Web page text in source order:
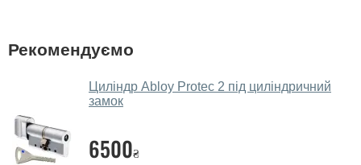
Так, у нас великий вибір міжкімнатних та вхідних
дверей.
Чи допомагаєте ви вибрати замки?
Рекомендуємо
Циліндр Abloy Protec 2 під циліндричний
замок
6500₴